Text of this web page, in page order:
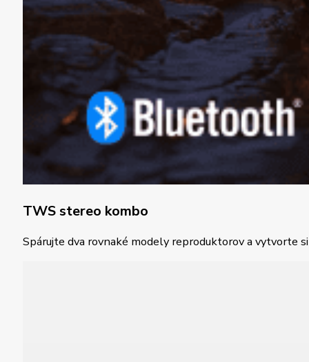
TWS stereo kombo
Spárujte dva rovnaké modely reproduktorov a vytvorte